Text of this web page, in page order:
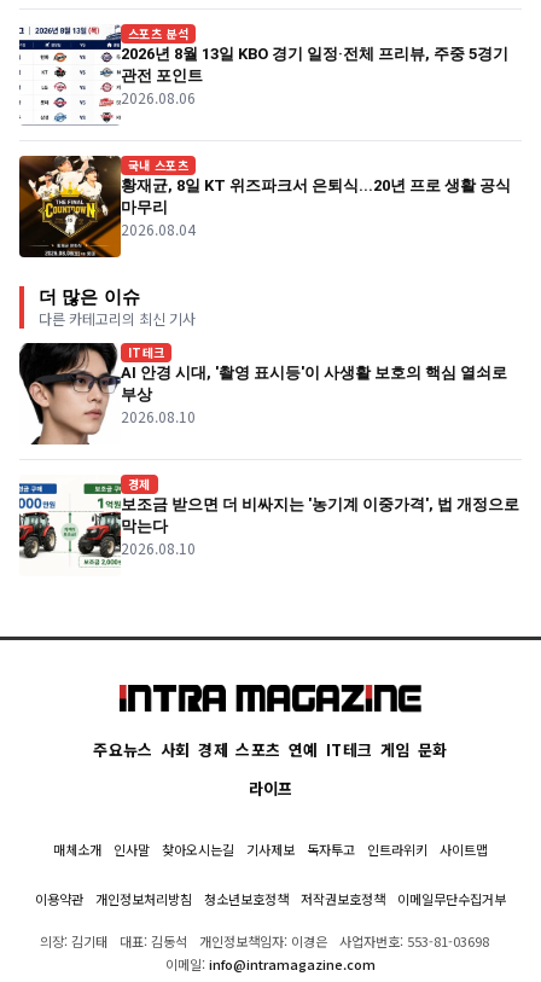
스포츠 분석
2026년 8월 13일 KBO 경기 일정·전체 프리뷰, 주중 5경기
관전 포인트
2026.08.06
국내 스포츠
황재균, 8일 KT 위즈파크서 은퇴식...20년 프로 생활 공식
마무리
2026.08.04
더 많은 이슈
다른 카테고리의 최신 기사
IT테크
AI 안경 시대, '촬영 표시등'이 사생활 보호의 핵심 열쇠로
부상
2026.08.10
경제
보조금 받으면 더 비싸지는 '농기계 이중가격', 법 개정으로
막는다
2026.08.10
주요뉴스 사회 경제 스포츠 연예 IT테크 게임 문화
라이프
매체소개 인사말 찾아오시는길 기사제보 독자투고 인트라위키 사이트맵
이용약관 개인정보처리방침 청소년보호정책 저작권보호정책 이메일무단수집거부
의장: 김기태 대표: 김동석 개인정보책임자: 이경은
사업자번호: 553-81-03698
이메일:info@intramagazine.com